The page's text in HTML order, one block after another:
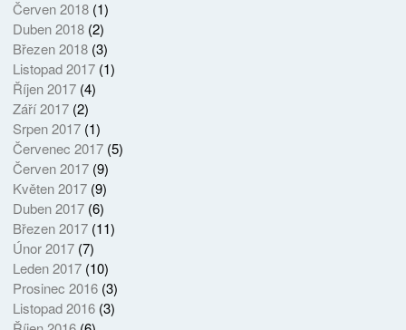
Červen 2018(1)
Duben 2018(2)
Březen 2018(3)
Listopad 2017(1)
Říjen 2017(4)
Září 2017(2)
Srpen 2017(1)
Červenec 2017(5)
Červen 2017(9)
Květen 2017(9)
Duben 2017(6)
Březen 2017(11)
Únor 2017(7)
Leden 2017(10)
Prosinec 2016(3)
Listopad 2016(3)